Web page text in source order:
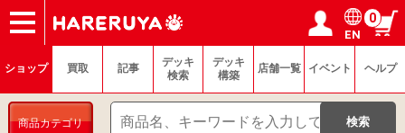
ショップ
買取
記事
デッキ検索
デッキ構築
選手一覧
店舗一覧
イベント
ヘルプ
お問い合わせ ログイン／会員登録
マイページ
EN
0
ショップ 買取 記事
デッキ
検索
デッキ
構築
店舗一覧 イベント ヘルプ
商品カテゴリ